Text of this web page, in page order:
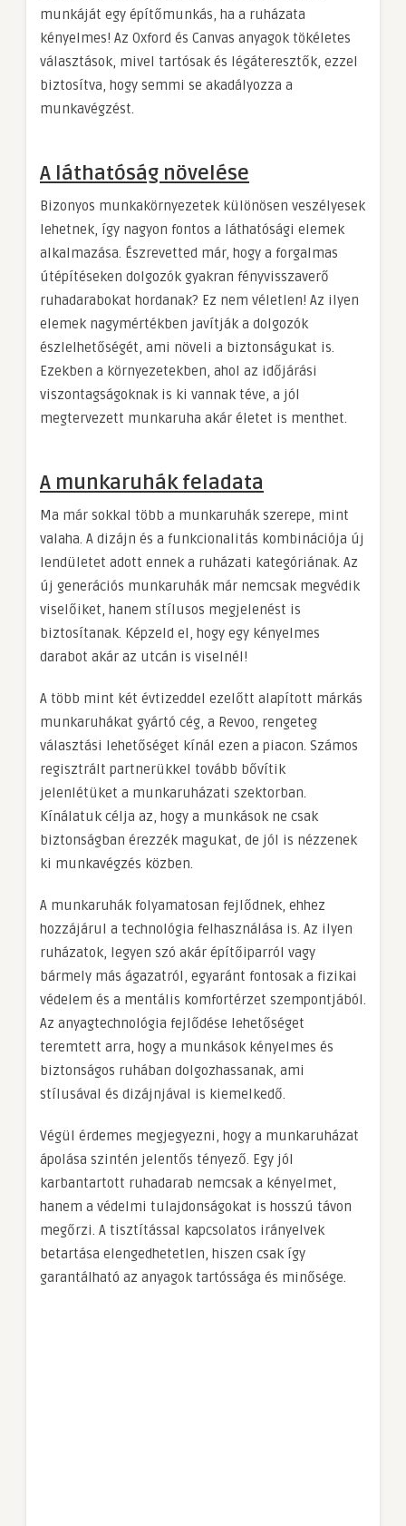
munkáját egy építőmunkás, ha a ruházata
kényelmes! Az Oxford és Canvas anyagok tökéletes
választások, mivel tartósak és légáteresztők, ezzel
biztosítva, hogy semmi se akadályozza a
munkavégzést.
A láthatóság növelése
Bizonyos munkakörnyezetek különösen veszélyesek
lehetnek, így nagyon fontos a láthatósági elemek
alkalmazása. Észrevetted már, hogy a forgalmas
útépítéseken dolgozók gyakran fényvisszaverő
ruhadarabokat hordanak? Ez nem véletlen! Az ilyen
elemek nagymértékben javítják a dolgozók
észlelhetőségét, ami növeli a biztonságukat is.
Ezekben a környezetekben, ahol az időjárási
viszontagságoknak is ki vannak téve, a jól
megtervezett munkaruha akár életet is menthet.
A munkaruhák feladata
Ma már sokkal több a munkaruhák szerepe, mint
valaha. A dizájn és a funkcionalitás kombinációja új
lendületet adott ennek a ruházati kategóriának. Az
új generációs munkaruhák már nemcsak megvédik
viselőiket, hanem stílusos megjelenést is
biztosítanak. Képzeld el, hogy egy kényelmes
darabot akár az utcán is viselnél!
A több mint két évtizeddel ezelőtt alapított márkás
munkaruhákat gyártó cég, a Revoo, rengeteg
választási lehetőséget kínál ezen a piacon. Számos
regisztrált partnerükkel tovább bővítik
jelenlétüket a munkaruházati szektorban.
Kínálatuk célja az, hogy a munkások ne csak
biztonságban érezzék magukat, de jól is nézzenek
ki munkavégzés közben.
A munkaruhák folyamatosan fejlődnek, ehhez
hozzájárul a technológia felhasználása is. Az ilyen
ruházatok, legyen szó akár építőiparról vagy
bármely más ágazatról, egyaránt fontosak a fizikai
védelem és a mentális komfortérzet szempontjából.
Az anyagtechnológia fejlődése lehetőséget
teremtett arra, hogy a munkások kényelmes és
biztonságos ruhában dolgozhassanak, ami
stílusával és dizájnjával is kiemelkedő.
Végül érdemes megjegyezni, hogy a munkaruházat
ápolása szintén jelentős tényező. Egy jól
karbantartott ruhadarab nemcsak a kényelmet,
hanem a védelmi tulajdonságokat is hosszú távon
megőrzi. A tisztítással kapcsolatos irányelvek
betartása elengedhetetlen, hiszen csak így
garantálható az anyagok tartóssága és minősége.